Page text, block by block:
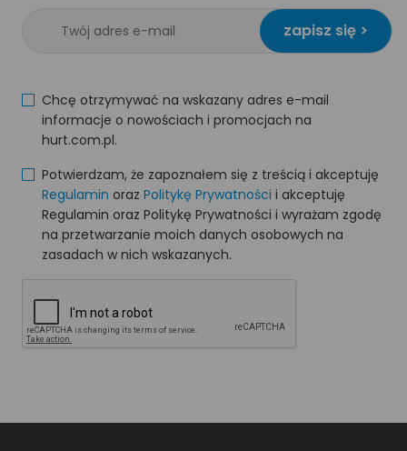
zapisz się >
Chcę otrzymywać na wskazany adres e-mail
informacje o nowościach i promocjach na
hurt.com.pl.
Potwierdzam, że zapoznałem się z treścią i akceptuję
Regulamin oraz Politykę Prywatności i akceptuję
Regulamin oraz Politykę Prywatności i wyrażam zgodę
na przetwarzanie moich danych osobowych na
zasadach w nich wskazanych.